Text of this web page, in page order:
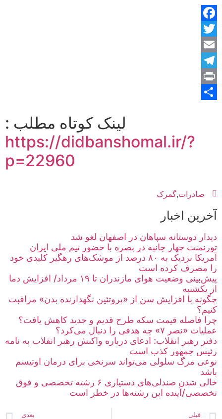
Facebook
Twitter
Email
Telegram
Print
لینک کوتاه مطلب :
https://didbanshomal.ir/?
p=22960
صادرات,گمرک
آخرین اخبار
دیدار دوستانه سپاهان در اصفهان لغو شد
تورنمنت چهار جانبه در بصره با حضور تیم ملی ایران
آمریکا نزدیک به ۸۰ درصد از موشک‌های رهگیر کلیدی خود
را مصرف کرده است
پیش‌بینی وضعیت هوای مازندران تا ۱۹ مرداد/ افزایش دما
از یکشنبه
چگونه با افزایش سن از «پروتئین نگهدارنده بدن» مراقبت
کنیم؟
چرا فاصله قیمت سکه طرح قدیم و جدید کاهش یافت؟
عملیات «نصر ۷» چه هدفی را دنبال می‌کرد؟
دفتر رهبر انقلاب: ادعای درباره واکنش رهبر انقلاب به نامه
رئیس جمهور کذب است
نوعی مرگ سلولی می‌تواند سرنخی برای درمان اوتیسم
باشد
خالی شدن صندلی‌های دستیاری ۶ رشته تخصصی و فوق
تخصصی/آینده این رشته‌ها در خطر است
قبلی بعدی